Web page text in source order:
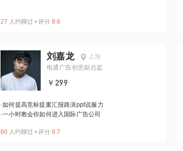
27 人约聊过 • 评分 9.6
刘嘉龙
上海
电通广告创意副总监
￥299
·如何提高竞标提案汇报路演ppt说服力
·一小时教会你如何进入国际广告公司
60 人约聊过 • 评分 9.7